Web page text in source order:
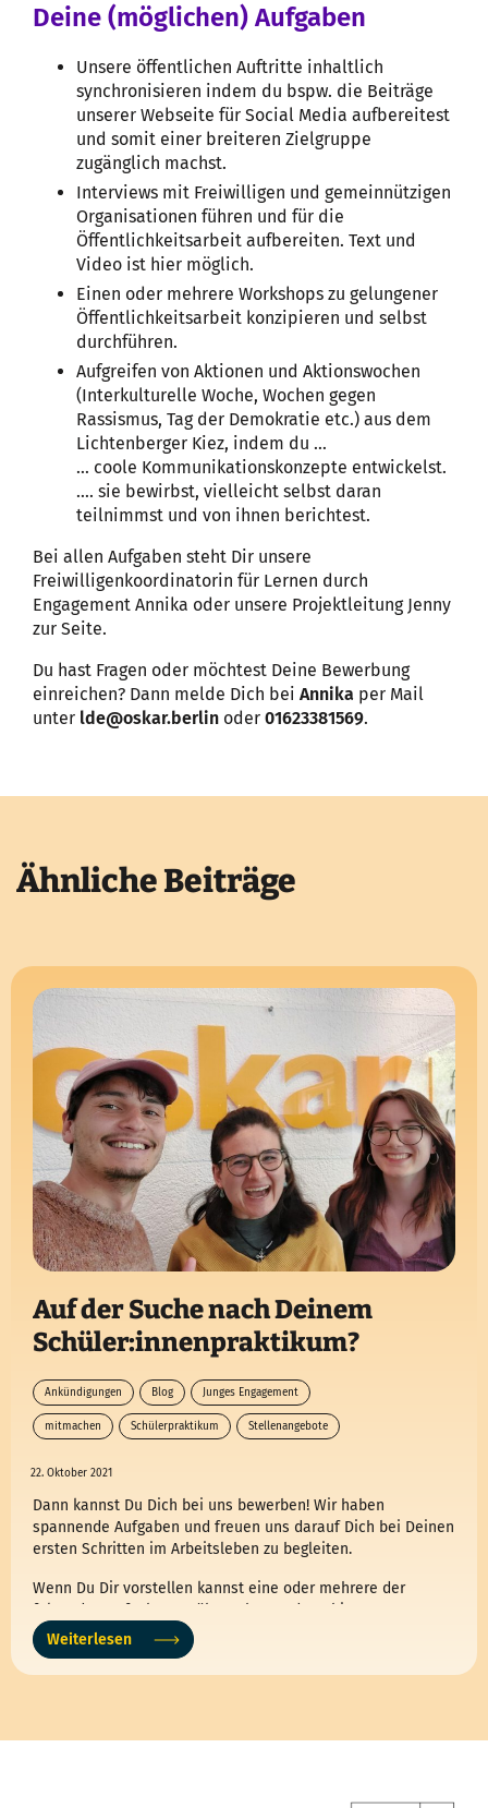
Deine (möglichen) Aufgaben
Unsere öffentlichen Auftritte inhaltlich
synchronisieren indem du bspw. die Beiträge
unserer Webseite für Social Media aufbereitest
und somit einer breiteren Zielgruppe
zugänglich machst.
Interviews mit Freiwilligen und gemeinnützigen
Organisationen führen und für die
Öffentlichkeitsarbeit aufbereiten. Text und
Video ist hier möglich.
Einen oder mehrere Workshops zu gelungener
Öffentlichkeitsarbeit konzipieren und selbst
durchführen.
Aufgreifen von Aktionen und Aktionswochen
(Interkulturelle Woche, Wochen gegen
Rassismus, Tag der Demokratie etc.) aus dem
Lichtenberger Kiez, indem du …
… coole Kommunikationskonzepte entwickelst.
…. sie bewirbst, vielleicht selbst daran
teilnimmst und von ihnen berichtest.
Bei allen Aufgaben steht Dir unsere
Freiwilligenkoordinatorin für Lernen durch
Engagement Annika oder unsere Projektleitung Jenny
zur Seite.
Du hast Fragen oder möchtest Deine Bewerbung
einreichen? Dann melde Dich bei Annika per Mail
unter lde@oskar.berlin oder 01623381569.
Ähnliche Beiträge
Auf der Suche nach Deinem
Schüler:innenpraktikum?
Ankündigungen Blog Junges Engagement
mitmachen Schülerpraktikum Stellenangebote
22. Oktober 2021
Dann kannst Du Dich bei uns bewerben! Wir haben
spannende Aufgaben und freuen uns darauf Dich bei Deinen
ersten Schritten im Arbeitsleben zu begleiten.
Wenn Du Dir vorstellen kannst eine oder mehrere der
folgenden Aufgaben zu übernehmen, dann bist Du
goldrichtig bei uns…
Weiterlesen